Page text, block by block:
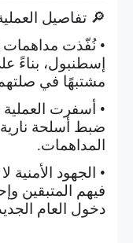
🔎 تفاصيل
مشتبهًا في
ضبط أسلحة
المداهمات.
• الجهود
فيهم المتبقين
دخول العام